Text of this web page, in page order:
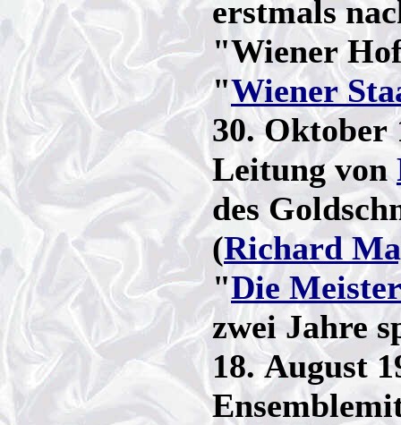
erstmals
"Wiener
"Wiener
30. Oktober
Leitung von
des
(Richard
"Die
zwei Jahre
18. August